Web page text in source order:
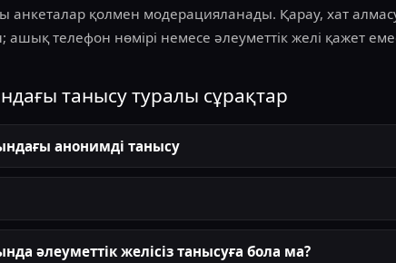
анкеталар қолмен модерацияланады. Қарау, хат
ашық телефон нөмірі немесе әлеуметтік желі қажет
танысу туралы сұрақтар
анонимді танысу
әлеуметтік желісіз танысуға бола ма?